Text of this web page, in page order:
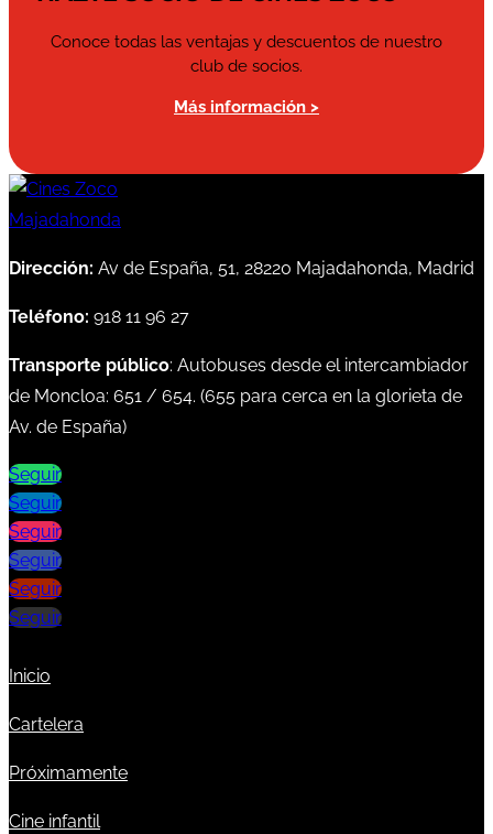
Conoce todas las ventajas y descuentos de nuestro
club de socios.
Más información >
Dirección: Av de España, 51, 28220 Majadahonda, Madrid
Teléfono: 918 11 96 27
Transporte público: Autobuses desde el intercambiador
de Moncloa: 651 / 654. (655 para cerca en la glorieta de
Av. de España)
Seguir
Seguir
Seguir
Seguir
Seguir
Seguir
Inicio
Cartelera
Próximamente
Cine infantil